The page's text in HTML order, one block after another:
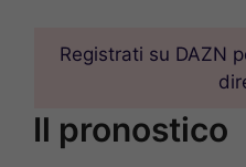
Registrati su DAZN
Il pronostico